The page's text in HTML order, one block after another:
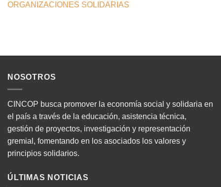
ORGANIZACIONES SOLIDARIAS
NOSOTROS
CINCOP busca promover la economía social y solidaria en
el país a través de la educación, asistencia técnica,
gestión de proyectos, investigación y representación
gremial, fomentando en los asociados los valores y
principios solidarios.
ÚLTIMAS NOTICIAS